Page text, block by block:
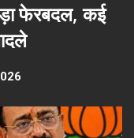
फेरबदल, कई